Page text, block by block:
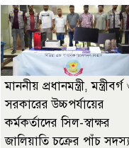
মাননীয় প্রধানমন্ত্রী,
সরকারের উচ্চপর্যায়ের
কর্মকর্তাদের সিল-স্বাক্ষর
জালিয়াতি চক্রের পাঁচ সদস্য